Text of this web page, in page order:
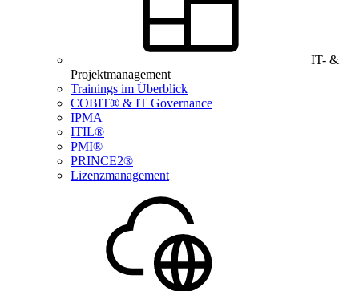
IT- &
Projektmanagement
Trainings im Überblick
COBIT® & IT Governance
IPMA
ITIL®
PMI®
PRINCE2®
Lizenzmanagement